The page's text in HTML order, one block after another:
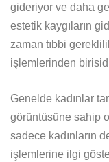
gideriyor ve daha
estetik kaygıların
zaman tıbbi
işlemlerinden
Genelde kadınlar
görüntüsüne sahip
sadece kadınların
işlemlerine ilgi